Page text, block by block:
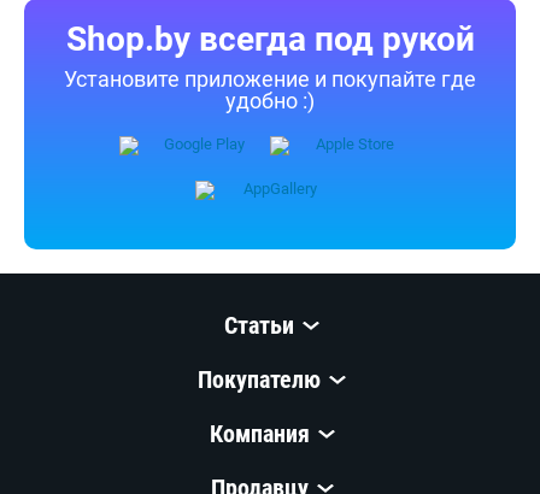
Shop.by всегда под рукой
Установите приложение и покупайте где
удобно :)
Статьи
Покупателю
Компания
Продавцу